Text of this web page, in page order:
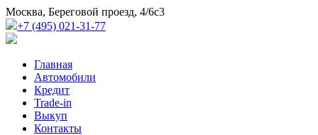
Москва, Береговой проезд, 4/6с3
+7 (495) 021-31-77
Главная
Автомобили
Кредит
Trade-in
Выкуп
Контакты